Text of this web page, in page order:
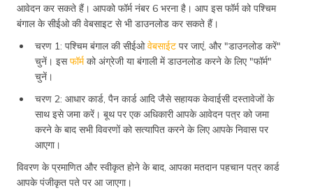
आवेदन कर सकते हैं। आपको फॉर्म नंबर 6 भरना है। आप इस फॉर्म को पश्चिम
बंगाल के सीईओ की वेबसाइट से भी डाउनलोड कर सकते हैं।
चरण 1: पश्चिम बंगाल की सीईओवेबसाईट पर जाएं, और "डाउनलोड करें"
चुनें। इसफॉर्मको अंग्रेजी या बंगाली में डाउनलोड करने के लिए "फॉर्म"
चुनें।
चरण 2: आधार कार्ड, पैन कार्ड आदि जैसे सहायक केवाईसी दस्तावेजों के
साथ इसे जमा करें। बूथ पर एक अधिकारी आपके आवेदन पत्र को जमा
करने के बाद सभी विवरणों को सत्यापित करने के लिए आपके निवास पर
आएगा।
विवरण के प्रमाणित और स्वीकृत होने के बाद, आपका मतदान पहचान पत्र कार्ड
आपके पंजीकृत पते पर आ जाएगा।